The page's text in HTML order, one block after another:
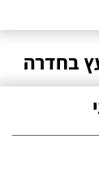
בחדרה